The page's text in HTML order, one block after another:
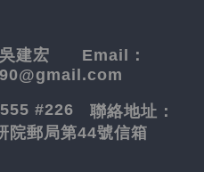
吳建宏 Email：
#226 聯絡地址：
院郵局第44號信箱